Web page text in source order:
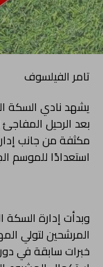
تامر الفيلسوف
يشهد نادي السكة
بعد الرحيل
مكثفة من جانب
استعدادًا للموسم
وبدأت إدارة السكة
المرشحين لتولي
خبرات سابقة في